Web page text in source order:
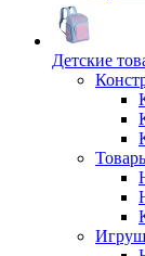
Детские